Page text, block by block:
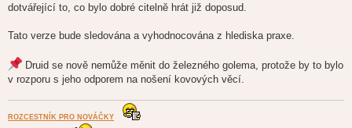
dotvářející to, co bylo dobré citelně hrát již doposud.
Tato verze bude sledována a vyhodnocována z hlediska praxe.
Druid se nově nemůže měnit do železného golema, protože by to bylo
v rozporu s jeho odporem na nošení kovových věcí.
ROZCESTNÍK PRO NOVÁČKY